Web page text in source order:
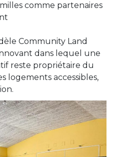
comme partenaires
Community Land
dans lequel une
reste propriétaire du
logements accessibles,